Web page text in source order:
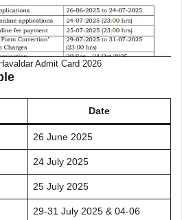
Admit Card 2026
Date
26 June 2025
24 July 2025
25 July 2025
29-31 July 2025 & 04-06